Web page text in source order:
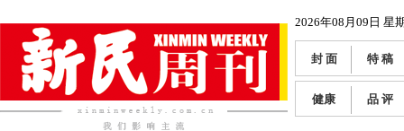
2026年08月09日 星
封 面 特 稿
健康 品 评